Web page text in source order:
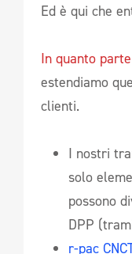
Ed è qui che
In quanto
estendiamo
clienti.
I nostri
solo
possono
DPP
r-pac